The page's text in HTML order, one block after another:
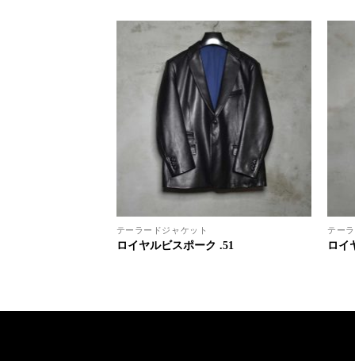
テーラードジャケット
ロイヤルビスポーク .51
テー
ロイ